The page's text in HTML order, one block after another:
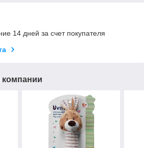
14 дней за счет покупателя